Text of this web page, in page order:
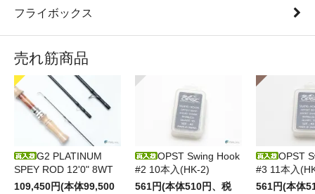
フライボックス
売れ筋商品
G2 PLATINUM
SPEY ROD 12'0" 8WT
109,450円(本体99,500
OPST Swing Hook
#2 10本入(HK-2)
561円(本体510円、税
OPST
#3 11本入
561円(本体